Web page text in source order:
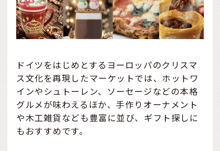
ドイツをはじめとするヨーロッパのクリスマ
ス文化を再現したマーケットでは、ホットワ
インやシュトーレン、ソーセージなどの本格
グルメが味わえるほか、手作りオーナメント
や木工雑貨なども豊富に並び、ギフト探しに
もおすすめです。